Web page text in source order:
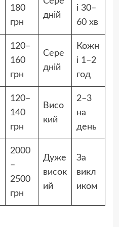
180
грн
дній
і 30–
60 хв
120–
160
грн
Сере
дній
Кожн
і 1–2
год
120–
140
грн
Висо
кий
2–3
на
день
2000
–
2500
грн
Дуже
висок
ий
За
викл
иком